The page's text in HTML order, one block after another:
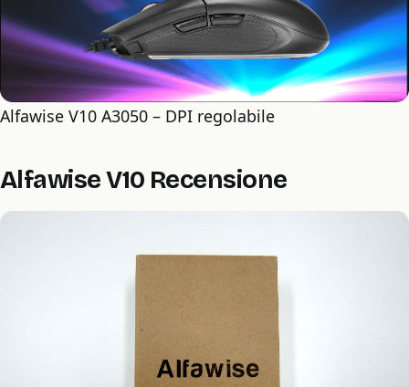
Alfawise V10 A3050 – DPI regolabile
Alfawise V10 Recensione